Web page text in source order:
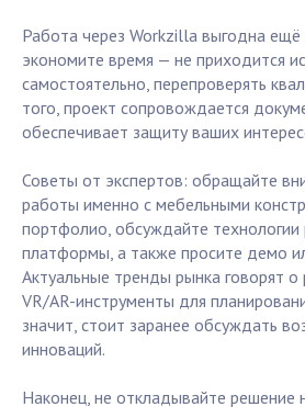
Работа через Workzilla выгодна
экономите время — не приходится
самостоятельно, перепроверять
того, проект сопровождается
обеспечивает защиту ваших
Советы от экспертов: обращайте
работы именно с мебельными
портфолио, обсуждайте технологии
платформы, а также просите демо
Актуальные тренды рынка говорят о
VR/AR-инструменты для
значит, стоит заранее обсуждать
инноваций.
Наконец, не откладывайте решение